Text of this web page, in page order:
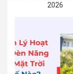
2026